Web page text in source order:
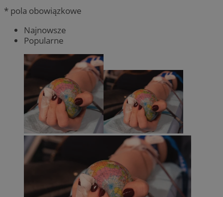
* pola obowiązkowe
Najnowsze
Popularne